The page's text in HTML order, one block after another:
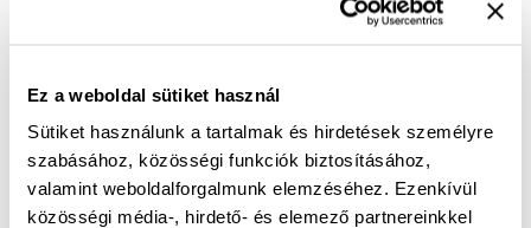
Ez a weboldal sütiket használ
Sütiket használunk a tartalmak és hirdetések személyre
szabásához, közösségi funkciók biztosításához,
valamint weboldalforgalmunk elemzéséhez. Ezenkívül
közösségi média-, hirdető- és elemező partnereinkkel
bélelet. Kényelmi talpbetét, sajátra cserélhető.
? Természetes mozgás - A barefoot cipők kialakítása